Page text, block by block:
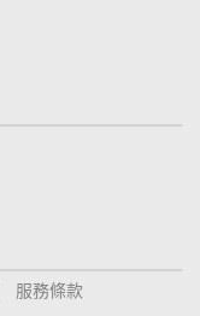
服務條款